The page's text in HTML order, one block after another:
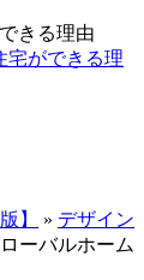
きる理由
宅ができる理
】 » デザイン
ーバルホーム